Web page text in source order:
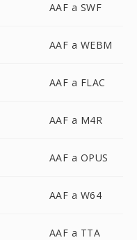
AAF a SWF
AAF a WEBM
AAF a FLAC
AAF a M4R
AAF a OPUS
AAF a W64
AAF a TTA